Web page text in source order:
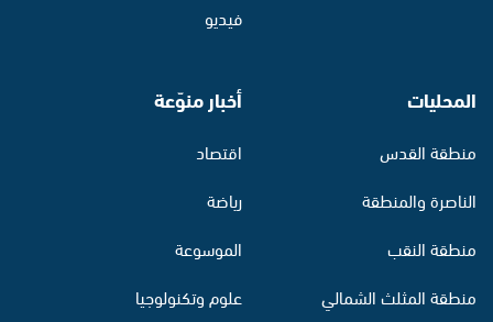
فيديو
المحليات
منطقة القدس
الناصرة والمنطقة
منطقة النقب
منطقة المثلث الشمالي
أخبار منوّعة
اقتصاد
رياضة
الموسوعة
علوم وتكنولوجيا